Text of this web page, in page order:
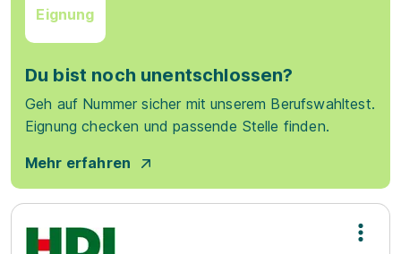
Eignung
Du bist noch unentschlossen?
Geh auf Nummer sicher mit unserem Berufswahltest.
Eignung checken und passende Stelle finden.
Mehr erfahren